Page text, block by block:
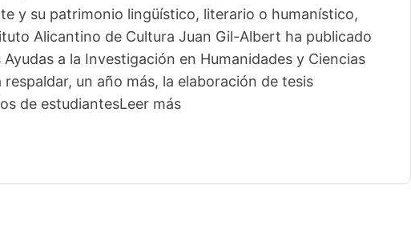
y su patrimonio lingüístico, literario o humanístico,
Alicantino de Cultura Juan Gil-Albert ha publicado
a la Investigación en Humanidades y Ciencias
respaldar, un año más, la elaboración de tesis
de estudiantesLeer más